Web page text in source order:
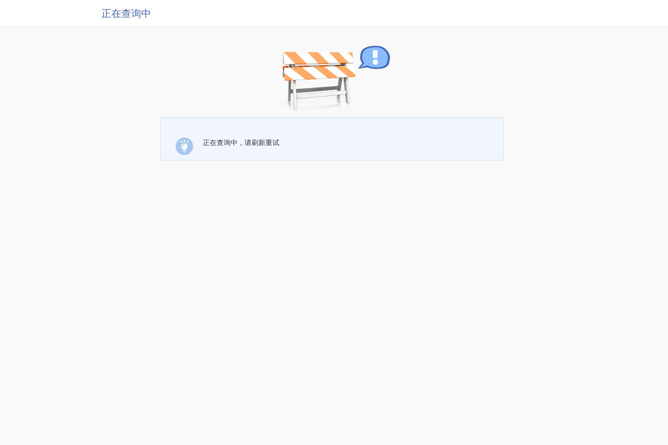
正在查询中
正在查询中，请刷新重试